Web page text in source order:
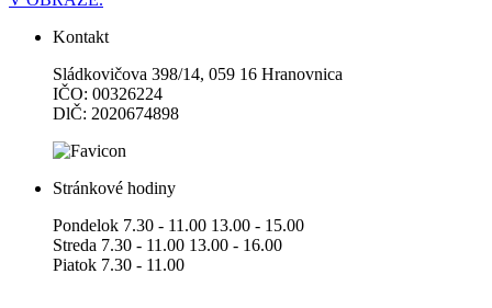
Kontakt
Sládkovičova 398/14, 059 16 Hranovnica
IČO: 00326224
DlČ: 2020674898
Stránkové hodiny
Pondelok 7.30 - 11.00 13.00 - 15.00
Streda 7.30 - 11.00 13.00 - 16.00
Piatok 7.30 - 11.00